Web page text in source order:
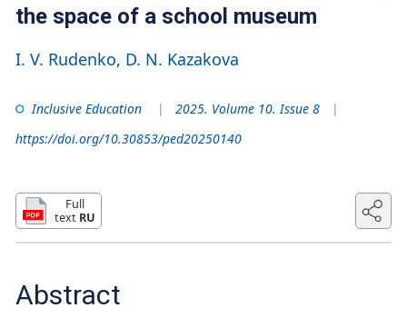
the space of a school museum
I. V. Rudenko D. N. Kazakova
Inclusive Education
2025. Volume 10. Issue 8
https://doi.org/10.30853/ped20250140
Full
text RU
Abstract